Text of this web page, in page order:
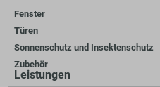
Fenster
Türen
Sonnenschutz und Insektenschutz
Zubehör
Leistungen